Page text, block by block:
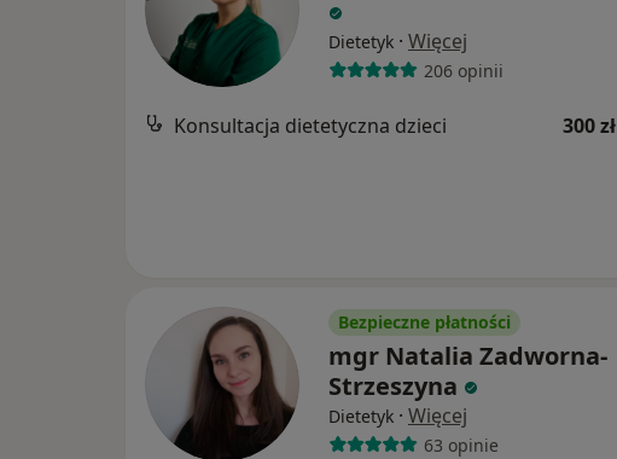
Dietetyk · Więcej
206 opinii
Konsultacja dietetyczna dzieci 300 zł
Bezpieczne płatności
mgr Natalia Zadworna-
Strzeszyna
Dietetyk · Więcej
63 opinie